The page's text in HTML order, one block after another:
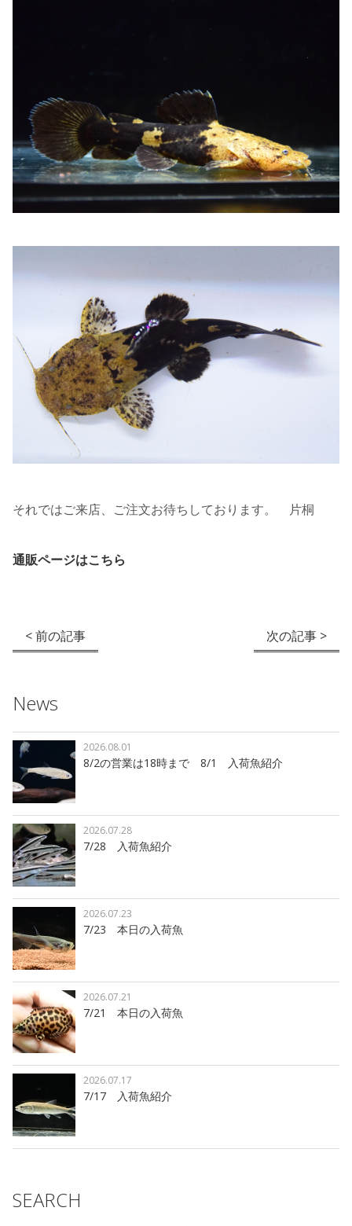
それではご来店、ご注文お待ちしております。 片桐
通販ページはこちら
< 前の記事 次の記事 >
News
8/2の営業は18時まで 8/1 入荷魚紹介
2026.08.01
7/28 入荷魚紹介
2026.07.28
7/23 本日の入荷魚
2026.07.23
7/21 本日の入荷魚
2026.07.21
7/17 入荷魚紹介
2026.07.17
SEARCH